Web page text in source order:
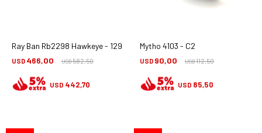
Ray Ban Rb2298 Hawkeye - 1292/m2
USD 466,00 USD582,50
USD 442,70
Mytho 4103 - C2
USD 90,00 USD112,50
USD 85,50